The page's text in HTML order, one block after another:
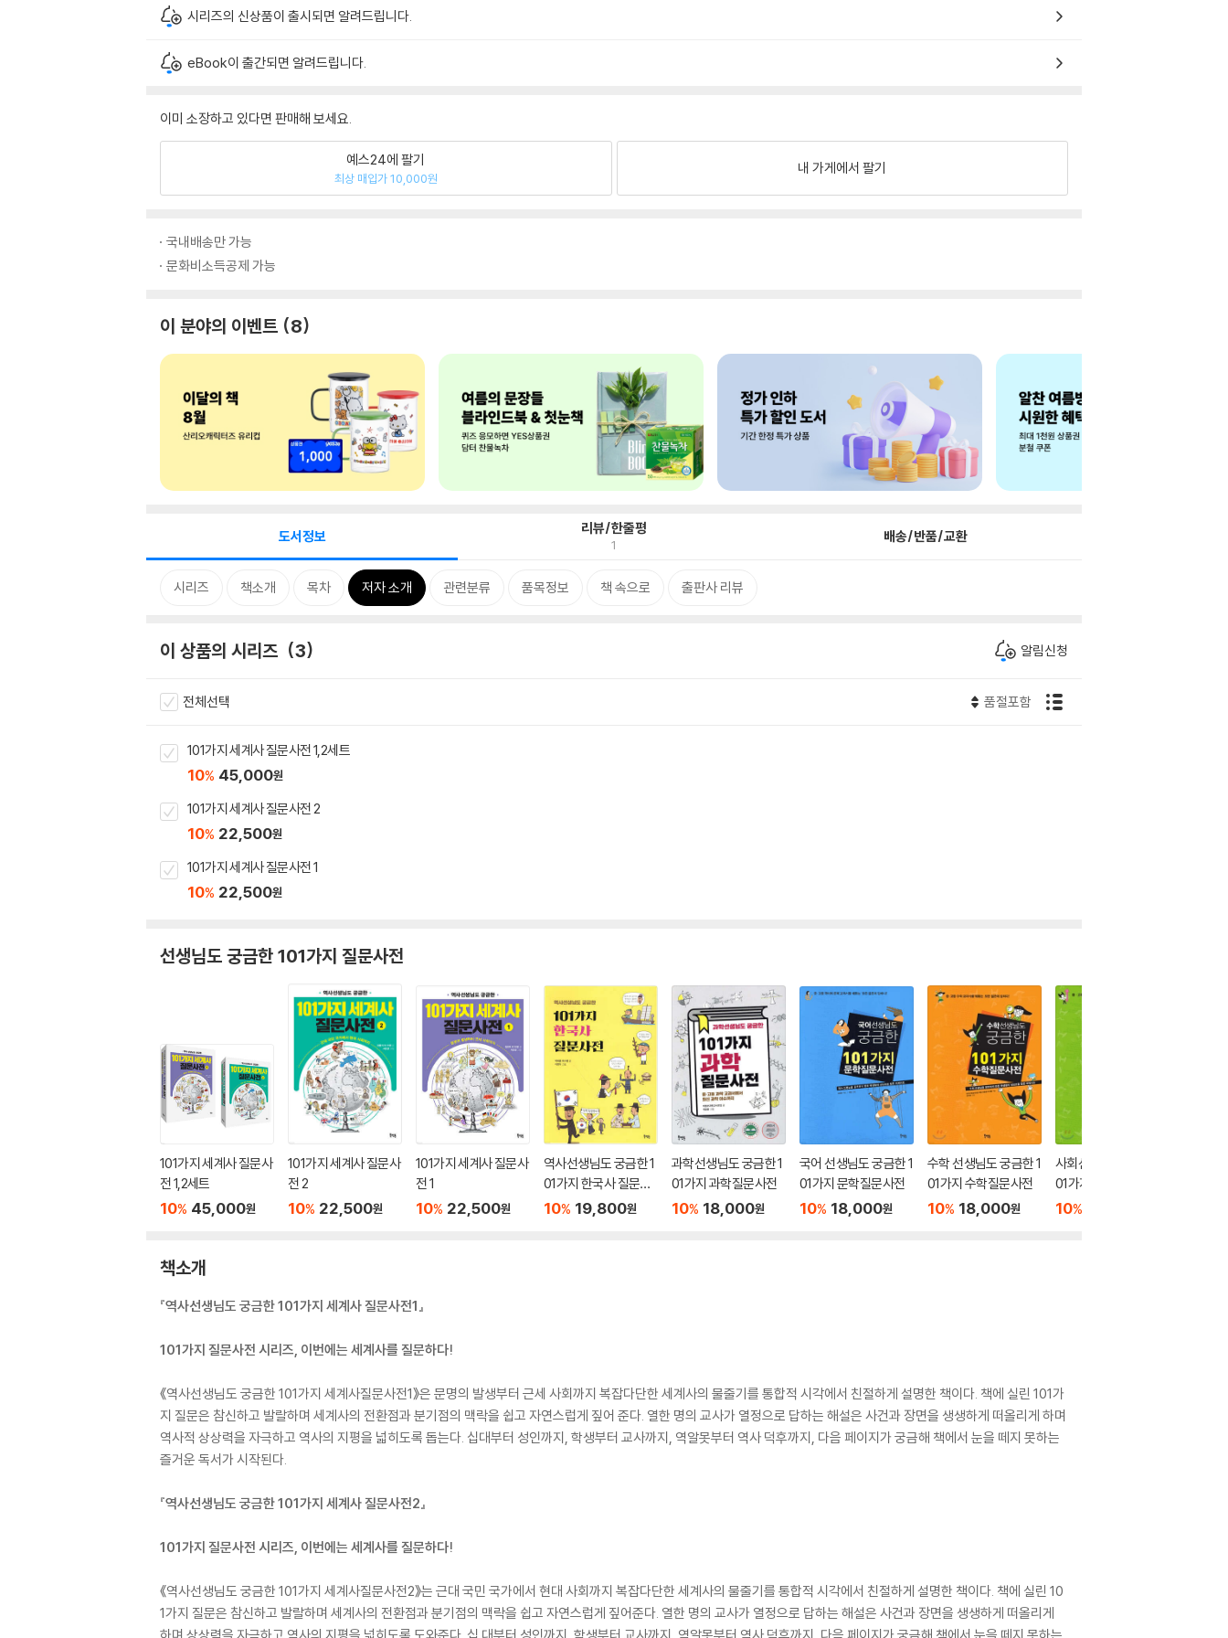
시리즈의 신상품이 출시되면 알려드립니다.
eBook이 출간되면 알려드립니다.
이미 소장하고 있다면 판매해 보세요.
예스24에 팔기
최상 매입가 10,000원
내 가게에서 팔기
국내배송만 가능
문화비소득공제 가능
이 분야의 이벤트 8
도서정보 리뷰/한줄평
1 배송/반품/교환
시리즈 책소개 목차 저자 소개 관련분류 품목정보 책 속으로 출판사 리뷰
이 상품의 시리즈 3 알림신청
전체선택 품절포함
101가지 세계사 질문사전 1,2세트
10% 45,000원
101가지 세계사 질문사전 2
10% 22,500원
101가지 세계사 질문사전 1
10% 22,500원
선생님도 궁금한 101가지 질문사전
101가지 세계사 질문사
전 1,2세트
10% 45,000원
101가지 세계사 질문사
전 2
10% 22,500원
101가지 세계사 질문사
전 1
10% 22,500원
역사선생님도 궁금한 1
01가지 한국사 질문사
전
10% 19,800원
과학선생님도 궁금한 1
01가지 과학질문사전
10% 18,000원
국어 선생님도 궁금한 1
01가지 문학질문사전
10% 18,000원
수학 선생님도 궁금한 1
01가지 수학질문사전
10% 18,000원
사회선생님도 궁금한 1
01가지 사회질문사전
10%
책소개
『역사선생님도 궁금한 101가지 세계사 질문사전1』
101가지 질문사전 시리즈, 이번에는 세계사를 질문하다!
《역사선생님도 궁금한 101가지 세계사질문사전1》은 문명의 발생부터 근세 사회까지 복잡다단한 세계사의 물줄기를 통합적 시각에서 친절하게 설명한 책이다. 책에 실린 101가
지 질문은 참신하고 발랄하며 세계사의 전환점과 분기점의 맥락을 쉽고 자연스럽게 짚어 준다. 열한 명의 교사가 열정으로 답하는 해설은 사건과 장면을 생생하게 떠올리게 하며
역사적 상상력을 자극하고 역사의 지평을 넓히도록 돕는다. 십대부터 성인까지, 학생부터 교사까지, 역알못부터 역사 덕후까지, 다음 페이지가 궁금해 책에서 눈을 떼지 못하는
즐거운 독서가 시작된다.
『역사선생님도 궁금한 101가지 세계사 질문사전2』
101가지 질문사전 시리즈, 이번에는 세계사를 질문하다!
《역사선생님도 궁금한 101가지 세계사질문사전2》는 근대 국민 국가에서 현대 사회까지 복잡다단한 세계사의 물줄기를 통합적 시각에서 친절하게 설명한 책이다. 책에 실린 10
1가지 질문은 참신하고 발랄하며 세계사의 전환점과 분기점의 맥락을 쉽고 자연스럽게 짚어준다. 열한 명의 교사가 열정으로 답하는 해설은 사건과 장면을 생생하게 떠올리게
하며 상상력을 자극하고 역사의 지평을 넓히도록 도와준다. 십 대부터 성인까지, 학생부터 교사까지, 역알못부터 역사 덕후까지, 다음 페이지가 궁금해 책에서 눈을 떼지 못하는